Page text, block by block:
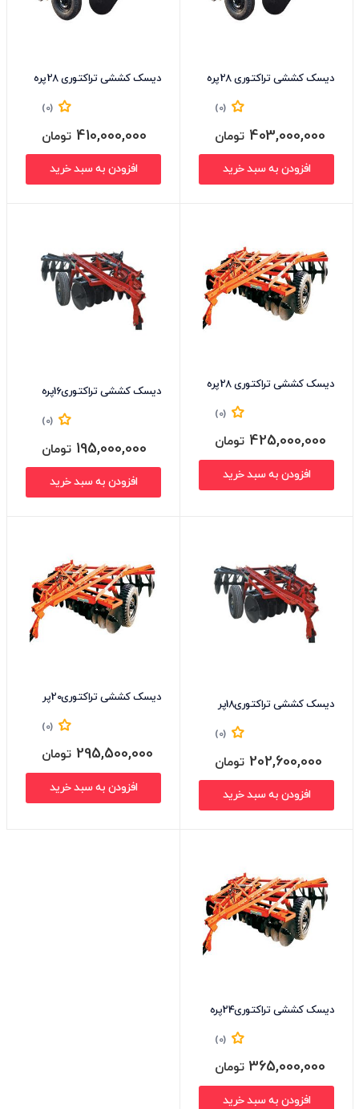
دیسک کششی تراکتوری 28پره
(0)
403,000,000 تومان
افزودن به سبد خرید
دیسک کششی تراکتوری 28پره
(0)
410,000,000 تومان
افزودن به سبد خرید
دیسک کششی تراکتوری 28پره
(0)
425,000,000 تومان
افزودن به سبد خرید
دیسک کششی تراکتوری16پره
(0)
195,000,000 تومان
افزودن به سبد خرید
دیسک کششی تراکتوری18پر
(0)
202,600,000 تومان
افزودن به سبد خرید
دیسک کششی تراکتوری20پر
(0)
295,500,000 تومان
افزودن به سبد خرید
دیسک کششی تراکتوری24پره
(0)
365,000,000 تومان
افزودن به سبد خرید